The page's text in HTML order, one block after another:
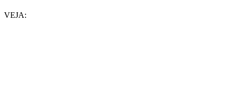
VEJA: